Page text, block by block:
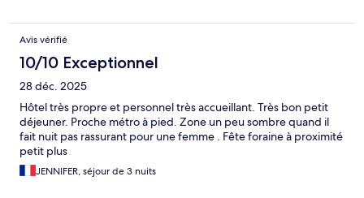
Avis vérifié
10/10 Exceptionnel
28 déc. 2025
Hôtel très propre et personnel très accueillant. Très bon petit
déjeuner. Proche métro à pied. Zone un peu sombre quand il
fait nuit pas rassurant pour une femme . Fête foraine à proximité
petit plus
JENNIFER, séjour de 3 nuits